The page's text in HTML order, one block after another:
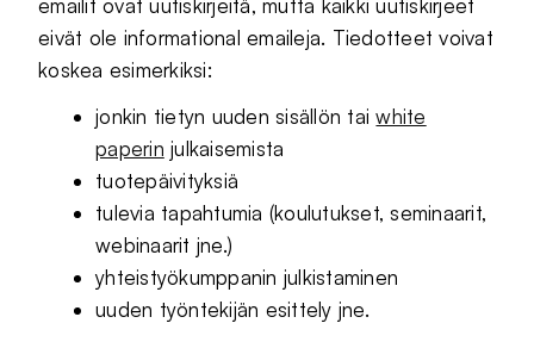
emailit ovat uutiskirjeitä, mutta kaikki uutiskirjeet
eivät ole informational emaileja. Tiedotteet voivat
koskea esimerkiksi:
jonkin tietyn uuden sisällön taiwhite
paperin julkaisemista
tuotepäivityksiä
tulevia tapahtumia (koulutukset, seminaarit,
webinaarit jne.)
yhteistyökumppanin julkistaminen
uuden työntekijän esittely jne.